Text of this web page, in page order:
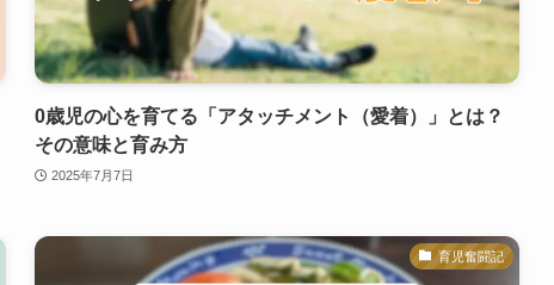
0歳児の心を育てる「アタッチメント（愛着）」とは？
その意味と育み方
2025年7月7日
育児奮闘記